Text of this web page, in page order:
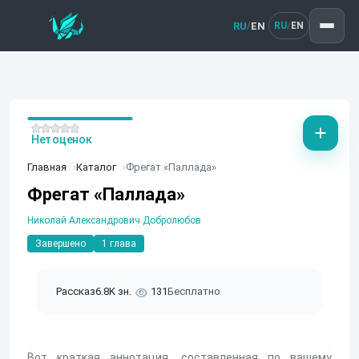
RU/EN RU/ EN
Главная Каталог Фрегат «Паллада»
Фрегат «Паллада»
Николай Александрович Добролюбов
Завершено 1 глава
Рассказ6.8K зн. 131Бесплатно
Нет оценок